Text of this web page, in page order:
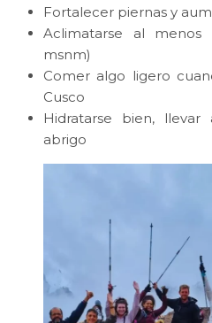
Fortalecer piernas y
Aclimatarse al
msnm)
Comer algo ligero
Cusco
Hidratarse bien,
abrigo